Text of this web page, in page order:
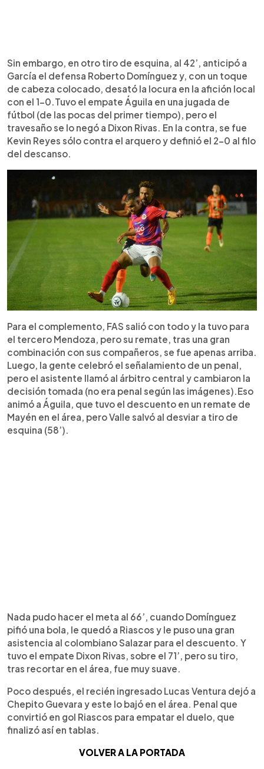
Sin embargo, en otro tiro de esquina, al 42’, anticipó a
García el defensa Roberto Domínguez y, con un toque
de cabeza colocado, desató la locura en la afición local
con el 1-0.Tuvo el empate Águila en una jugada de
fútbol (de las pocas del primer tiempo), pero el
travesaño se lo negó a Dixon Rivas. En la contra, se fue
Kevin Reyes sólo contra el arquero y definió el 2-0 al filo
del descanso.
Para el complemento, FAS salió con todo y la tuvo para
el tercero Mendoza, pero su remate, tras una gran
combinación con sus compañeros, se fue apenas arriba.
Luego, la gente celebró el señalamiento de un penal,
pero el asistente llamó al árbitro central y cambiaron la
decisión tomada (no era penal según las imágenes).Eso
animó a Águila, que tuvo el descuento en un remate de
Mayén en el área, pero Valle salvó al desviar a tiro de
esquina (58’).
Nada pudo hacer el meta al 66’, cuando Domínguez
pifió una bola, le quedó a Riascos y le puso una gran
asistencia al colombiano Salazar para el descuento. Y
tuvo el empate Dixon Rivas, sobre el 71’, pero su tiro,
tras recortar en el área, fue muy suave.
Poco después, el recién ingresado Lucas Ventura dejó a
Chepito Guevara y este lo bajó en el área. Penal que
convirtió en gol Riascos para empatar el duelo, que
finalizó así en tablas.
VOLVER A LA PORTADA